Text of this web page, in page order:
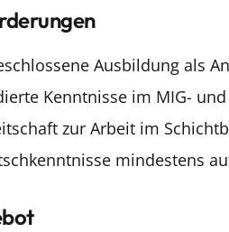
Ausbildung als
Kenntnisse im MIG-
zur Arbeit im
mindestens